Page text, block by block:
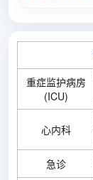
重症监护病房
(ICU)
心内科
急诊